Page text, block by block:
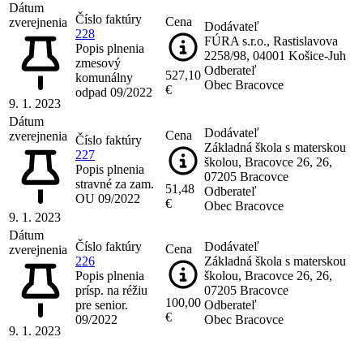
Dátum
zverejnenia
9. 1. 2023
Číslo faktúry
228
Popis plnenia
zmesový
komunálny
odpad 09/2022
Cena
527,10
€
Dodávateľ
FÚRA s.r.o., Rastislavova
2258/98, 04001 Košice-Juh
Odberateľ
Obec Bracovce
Dátum
zverejnenia
9. 1. 2023
Číslo faktúry
227
Popis plnenia
stravné za zam.
OU 09/2022
Cena
51,48
€
Dodávateľ
Základná škola s materskou
školou, Bracovce 26, 26,
07205 Bracovce
Odberateľ
Obec Bracovce
Dátum
zverejnenia
9. 1. 2023
Číslo faktúry
226
Popis plnenia
prísp. na réžiu
pre senior.
09/2022
Cena
100,00
€
Dodávateľ
Základná škola s materskou
školou, Bracovce 26, 26,
07205 Bracovce
Odberateľ
Obec Bracovce